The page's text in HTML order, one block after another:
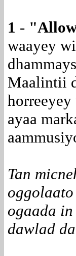
1 - "
waayey
Maalintii
ayaa
Tan
ogaada
dawlad